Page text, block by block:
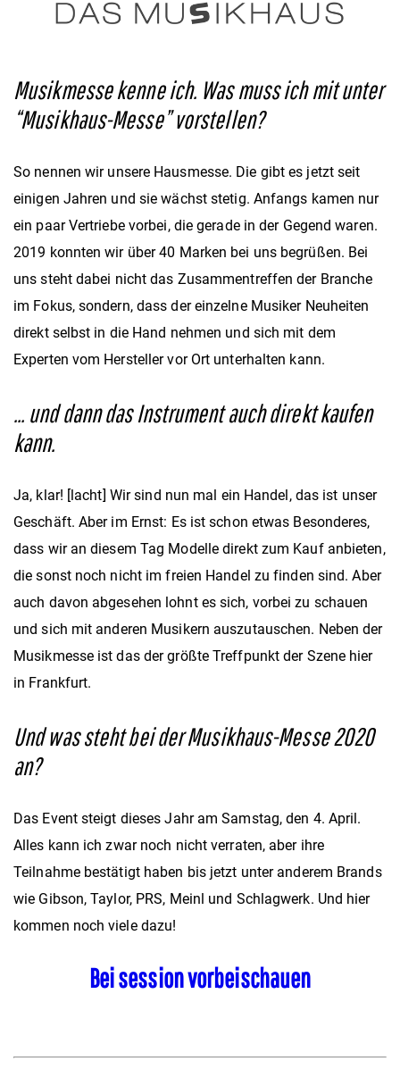
Musikmesse kenne ich. Was muss ich mit unter
“Musikhaus-Messe” vorstellen?
So nennen wir unsere Hausmesse. Die gibt es jetzt seit
einigen Jahren und sie wächst stetig. Anfangs kamen nur
ein paar Vertriebe vorbei, die gerade in der Gegend waren.
2019 konnten wir über 40 Marken bei uns begrüßen. Bei
uns steht dabei nicht das Zusammentreffen der Branche
im Fokus, sondern, dass der einzelne Musiker Neuheiten
direkt selbst in die Hand nehmen und sich mit dem
Experten vom Hersteller vor Ort unterhalten kann.
… und dann das Instrument auch direkt kaufen
kann.
Ja, klar! [lacht] Wir sind nun mal ein Handel, das ist unser
Geschäft. Aber im Ernst: Es ist schon etwas Besonderes,
dass wir an diesem Tag Modelle direkt zum Kauf anbieten,
die sonst noch nicht im freien Handel zu finden sind. Aber
auch davon abgesehen lohnt es sich, vorbei zu schauen
und sich mit anderen Musikern auszutauschen. Neben der
Musikmesse ist das der größte Treffpunkt der Szene hier
in Frankfurt.
Und was steht bei der Musikhaus-Messe 2020
an?
Das Event steigt dieses Jahr am Samstag, den 4. April.
Alles kann ich zwar noch nicht verraten, aber ihre
Teilnahme bestätigt haben bis jetzt unter anderem Brands
wie Gibson, Taylor, PRS, Meinl und Schlagwerk. Und hier
kommen noch viele dazu!
Bei session vorbeischauen